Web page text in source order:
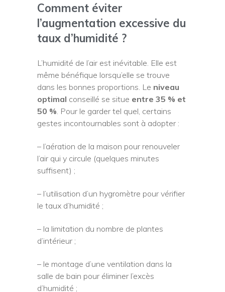
Comment éviter
l’augmentation excessive du
taux d’humidité ?
L’humidité de l’air est inévitable. Elle est
même bénéfique lorsqu’elle se trouve
dans les bonnes proportions. Le niveau
optimal conseillé se situe entre 35 % et
50 % . Pour le garder tel quel, certains
gestes incontournables sont à adopter :
– l’aération de la maison pour renouveler
l’air qui y circule (quelques minutes
suffisent) ;
– l’utilisation d’un hygromètre pour vérifier
le taux d’humidité ;
– la limitation du nombre de plantes
d’intérieur ;
– le montage d’une ventilation dans la
salle de bain pour éliminer l’excès
d’humidité ;